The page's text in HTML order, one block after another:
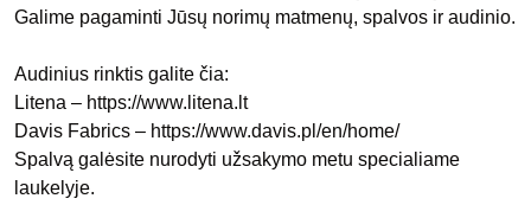
Galime pagaminti Jūsų norimų matmenų, spalvos ir audinio.
Audinius rinktis galite čia:
Litena – https://www.litena.lt
Davis Fabrics – https://www.davis.pl/en/home/
Spalvą galėsite nurodyti užsakymo metu specialiame
laukelyje.